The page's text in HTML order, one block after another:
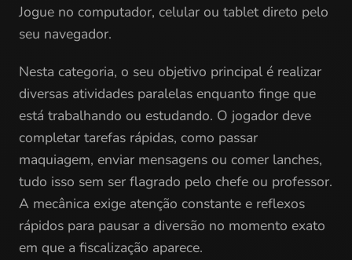
Jogue no computador, celular ou tablet direto pelo
seu navegador.
Nesta categoria, o seu objetivo principal é realizar
diversas atividades paralelas enquanto finge que
está trabalhando ou estudando. O jogador deve
completar tarefas rápidas, como passar
maquiagem, enviar mensagens ou comer lanches,
tudo isso sem ser flagrado pelo chefe ou professor.
A mecânica exige atenção constante e reflexos
rápidos para pausar a diversão no momento exato
em que a fiscalização aparece.